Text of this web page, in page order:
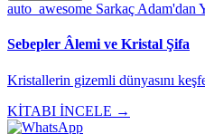
auto_awesome Sarkaç Adam'dan
Sebepler Âlemi ve Kristal Şifa
Kristallerin gizemli dünyasını
KİTABI İNCELE →